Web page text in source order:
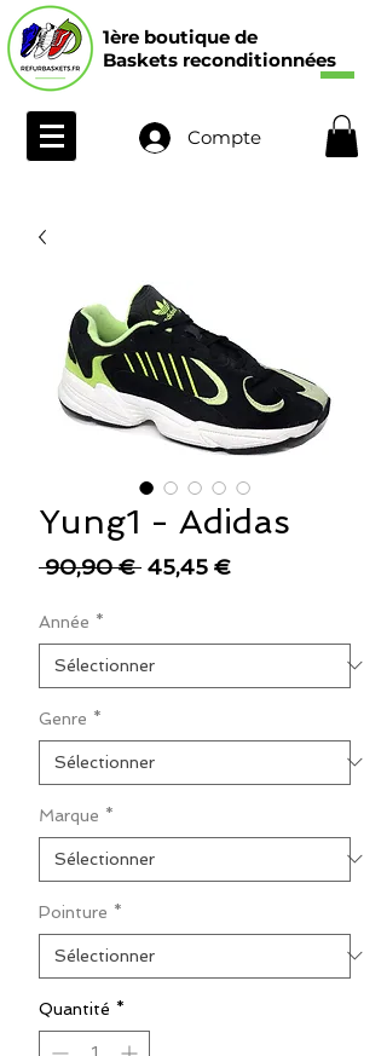
1ère boutique de
Baskets reconditionnées
Compte
Yung1 - Adidas
90,90 € Prix
45,45 €Prix
Année *
Genre *
Marque *
Pointure *
Quantité *